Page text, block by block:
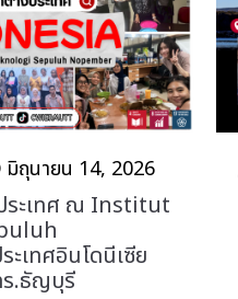
มิถุนายน 14, 2026
ระเทศ ณ Institut
เทศอินโดนีเซีย
.ธัญบุรี